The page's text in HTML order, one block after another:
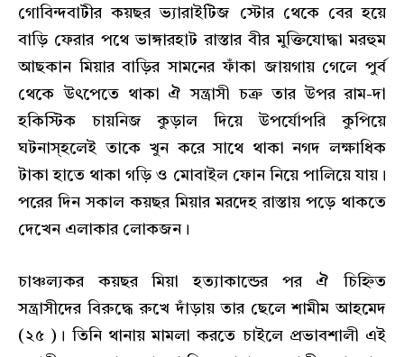
গোবিন্দবাটীর কয়ছর ভ্যারাইটিজ স্টোর থেকে বের হয়ে
বাড়ি ফেরার পথে ভাঙ্গারহাট রাস্তার বীর মুক্তিযোদ্ধা মরহুম
আছকান মিয়ার বাড়ির সামনের ফাঁকা জায়গায় গেলে পুর্ব
থেকে উৎপেতে থাকা ঐ সন্ত্রাসী চক্র তার উপর রাম-দা
হকিস্টিক চায়নিজ কুড়াল দিয়ে উপর্যোপরি কুপিয়ে
ঘটনাস্হলেই তাকে খুন করে সাথে থাকা নগদ লক্ষাধিক
টাকা হাতে থাকা গড়ি ও মোবাইল ফোন নিয়ে পালিয়ে যায়।
পরের দিন সকাল কয়ছর মিয়ার মরদেহ রাস্তায় পড়ে থাকতে
দেখেন এলাকার লোকজন।
চাঞ্চল্যকর কয়ছর মিয়া হত্যাকান্ডের পর ঐ চিহ্নিত
সন্ত্রাসীদের বিরুদ্ধে রুখে দাঁড়ায় তার ছেলে শামীম আহমেদ
(২৫ )। তিনি থানায় মামলা করতে চাইলে প্রভাবশালী এই